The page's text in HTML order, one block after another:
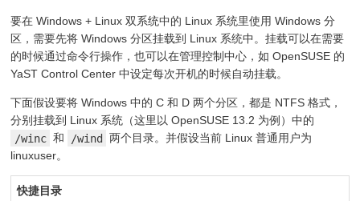
要在 Windows + Linux 双系统中的 Linux 系统里使用 Windows 分
区，需要先将 Windows 分区挂载到 Linux 系统中。挂载可以在需要
的时候通过命令行操作，也可以在管理控制中心，如 OpenSUSE 的
YaST Control Center 中设定每次开机的时候自动挂载。
下面假设要将 Windows 中的 C 和 D 两个分区，都是 NTFS 格式，
分别挂载到 Linux 系统（这里以 OpenSUSE 13.2 为例）中的
/winc 和 /wind 两个目录。并假设当前 Linux 普通用户为
linuxuser。
快捷目录